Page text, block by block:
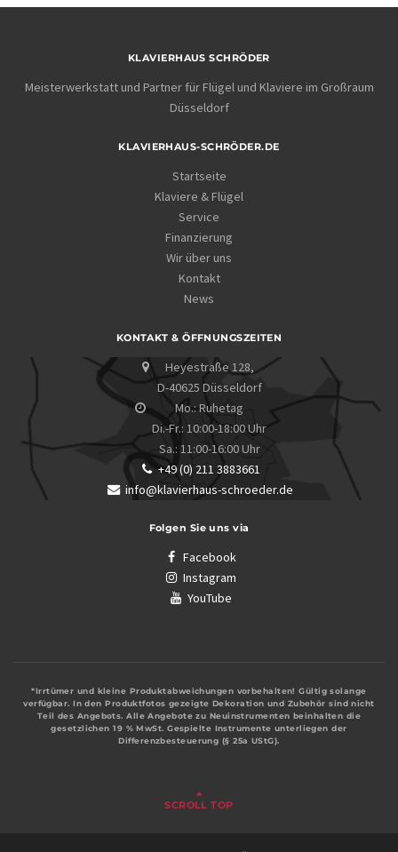
KLAVIERHAUS SCHRÖDER
Meisterwerkstatt und Partner für Flügel und Klaviere im Großraum
Düsseldorf
KLAVIERHAUS-SCHRÖDER.DE
Startseite
Klaviere & Flügel
Service
Finanzierung
Wir über uns
Kontakt
News
KONTAKT & ÖFFNUNGSZEITEN
Heyestraße 128,
D-40625 Düsseldorf
Mo.: Ruhetag
Di.-Fr.: 10:00-18:00 Uhr
Sa.: 11:00-16:00 Uhr
+49 (0) 211 3883661
info@klavierhaus-schroeder.de
Folgen Sie uns via
Facebook
Instagram
YouTube
*Irrtümer und kleine Produktabweichungen vorbehalten! Gültig solange
verfügbar. In den Produktfotos gezeigte Dekoration und Zubehör sind nicht
Teil des Angebots. Alle Angebote zu Neuinstrumenten beinhalten die
gesetzlichen 19 % MwSt. Gespielte Instrumente unterliegen der
Differenzbesteuerung (§ 25a UStG).
SCROLL TOP